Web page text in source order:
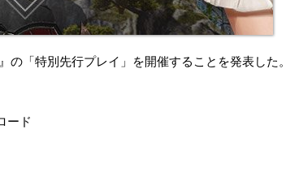
』の「特別先行プレイ」を開催することを発表した。
ード